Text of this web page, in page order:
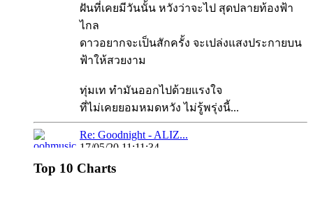
ฝันที่เคยมีวันนั้น หวังว่าจะไป สุดปลายท้องฟ้า
ไกล
ดาวอยากจะเป็นสักครั้ง จะเปล่งแสงประกายบน
ฟ้าให้สวยงาม
ทุ่มเท ทำมันออกไปด้วยแรงใจ
ที่ไม่เคยยอมหมดหวัง ไม่รู้พรุ่งนี้...
Re: Goodnight - ALIZ...
17/05/20 11:11:34
Top 10 Charts